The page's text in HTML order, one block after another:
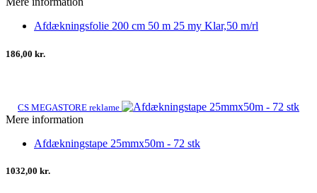
Afdækningsfolie 200 cm 50 m 25 my Klar,50 m/rl
186,00 kr.
CS MEGASTORE reklame
Mere information
Afdækningstape 25mmx50m - 72 stk
1032,00 kr.